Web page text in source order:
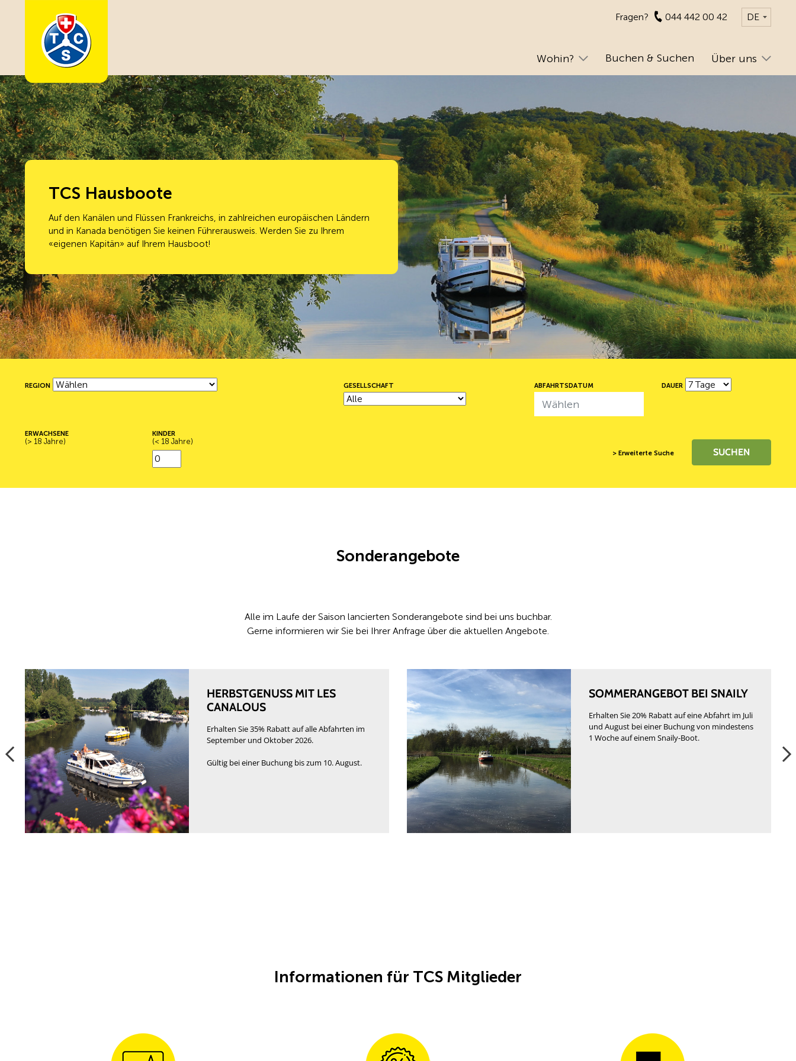
Fragen? 044 442 00 42 DE
Wohin? Buchen & Suchen Über uns
Auf den Kanälen und Flüssen Frankreichs, in zahlreichen europäischen Ländern
und in Kanada benötigen Sie keinen Führerausweis. Werden Sie zu Ihrem
«eigenen Kapitän» auf Ihrem Hausboot!
TCS Hausboote
REGION GESELLSCHAFT ABFAHRTSDATUM DAUER
ERWACHSENE
(> 18 Jahre)
KINDER
(< 18 Jahre)
> Erweiterte Suche SUCHEN
Sonderangebote
Alle im Laufe der Saison lancierten Sonderangebote sind bei uns buchbar.
Gerne informieren wir Sie bei Ihrer Anfrage über die aktuellen Angebote.
HERBSTGENUSS MIT LES
CANALOUS
Erhalten Sie 35% Rabatt auf alle Abfahrten im
September und Oktober 2026.
Gültig bei einer Buchung bis zum 10. August.
SOMMERANGEBOT BEI SNAILY
Erhalten Sie 20% Rabatt auf eine Abfahrt im Juli
und August bei einer Buchung von mindestens
1 Woche auf einem Snaily-Boot.
Informationen für TCS Mitglieder